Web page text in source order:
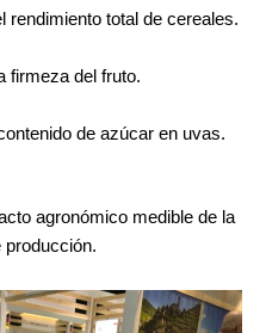
rendimiento total de cereales.
firmeza del fruto.
de azúcar en uvas.
agronómico medible de la